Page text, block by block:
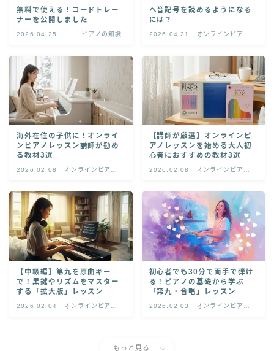
無料で使える！コードトレー
ナーを公開しました
2026.04.25 ピアノの知識
ヘ音記号を読めるようになる
には？
2026.04.21
オンラインピアノ
海外在住の子供に！オンライ
ンピアノレッスン講師が勧め
る教材3選
2026.02.08
オンラインピアノ
【講師が厳選】オンラインピ
アノレッスンを始める大人初
心者におすすめの教材3選
2026.02.08
オンラインピアノ
【中級編】第九を原曲キー
で！黒鍵やリズムをマスター
する「拡大版」レッスン
2026.02.04
オンラインピアノ
初心者でも30分で両手で弾け
る！ピアノの基礎から学ぶ
「第九・合唱」レッスン
2026.02.03
オンラインピアノ
もっと見る